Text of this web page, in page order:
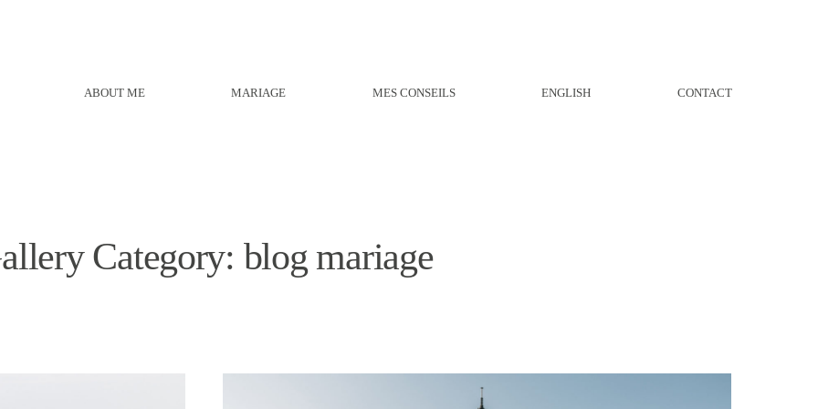
ABOUT ME MARIAGE MES CONSEILS ENGLISH CONTACT
Category: blog mariage